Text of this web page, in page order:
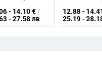
- 14.10€ /
- 27.58 лв
12.88 -
25.19 -